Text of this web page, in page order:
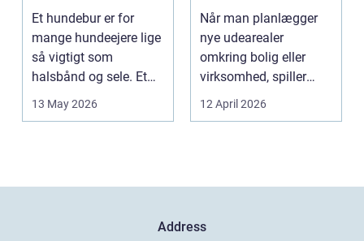
hverdag med hund
Et hundebur er for
mange hundeejere lige
så vigtigt som
halsbånd og sele. Et
13 May 2026
flotte udearealer
Når man planlægger
nye udearealer
omkring bolig eller
virksomhed, spiller
belægningen en helt
centra...
12 April 2026
Address